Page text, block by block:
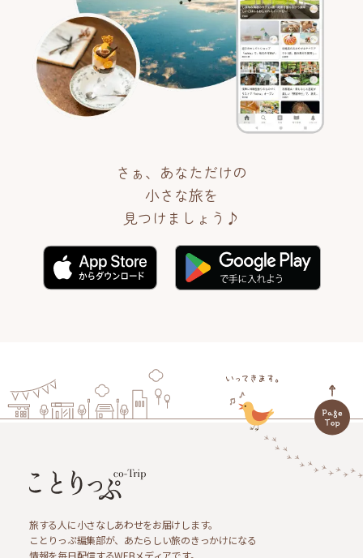
さぁ、あなただけの
小さな旅を
見つけましょう♪
旅する人に小さなしあわせをお届けします。
ことりっぷ編集部が、あたらしい旅のきっかけになる
情報を毎日配信するWEBメディアです。